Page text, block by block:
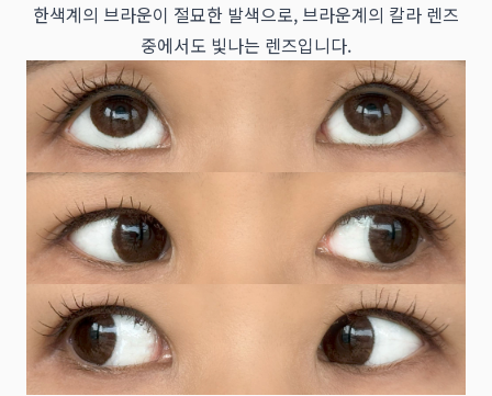
한색계의 브라운이 절묘한 발색으로, 브라운계의 칼라 렌즈
중에서도 빛나는 렌즈입니다.